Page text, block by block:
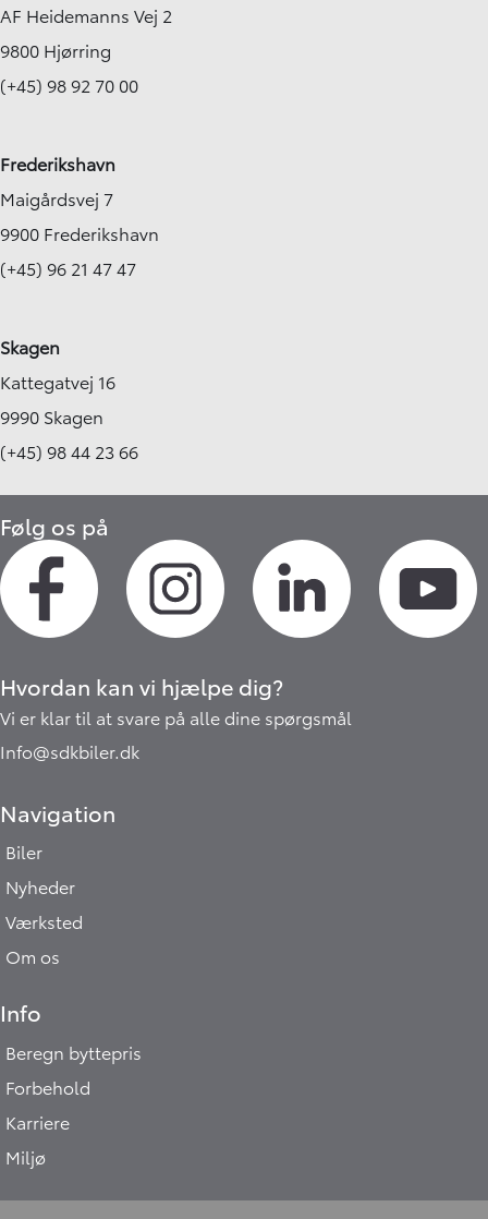
AF Heidemanns Vej 2
9800 Hjørring
(+45) 98 92 70 00
Frederikshavn
Maigårdsvej 7
9900 Frederikshavn
(+45) 96 21 47 47
Skagen
Kattegatvej 16
9990 Skagen
(+45) 98 44 23 66
Følg os på
Hvordan kan vi hjælpe dig?
Vi er klar til at svare på alle dine spørgsmål
Info@sdkbiler.dk
Navigation
Biler
Nyheder
Værksted
Om os
Info
Beregn byttepris
Forbehold
Karriere
Miljø